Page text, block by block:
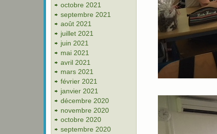
octobre 2021
septembre 2021
août 2021
juillet 2021
juin 2021
mai 2021
avril 2021
mars 2021
février 2021
janvier 2021
décembre 2020
novembre 2020
octobre 2020
septembre 2020